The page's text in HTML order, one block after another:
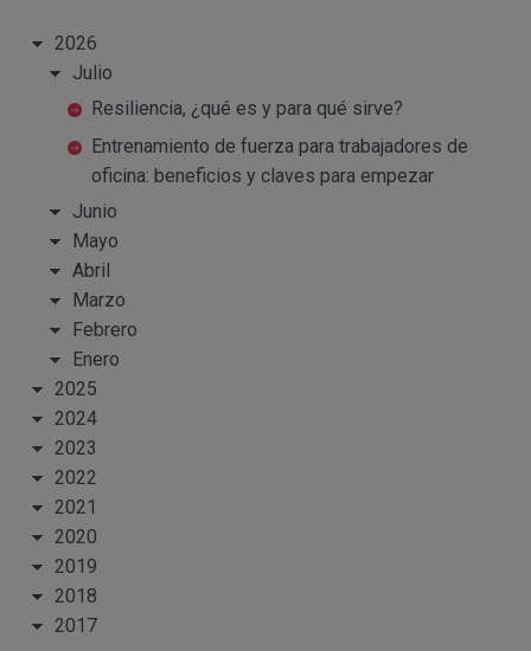
2026
Julio
Resiliencia, ¿qué es y para qué sirve?
Entrenamiento de fuerza para trabajadores de
oficina: beneficios y claves para empezar
Junio
Mayo
Abril
Marzo
Febrero
Enero
2025
2024
2023
2022
2021
2020
2019
2018
2017